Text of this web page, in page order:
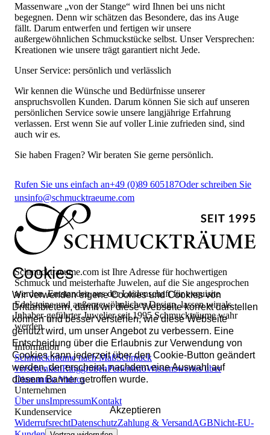
Massenware „von der Stange“ wird Ihnen bei uns nicht
begegnen. Denn wir schätzen das Besondere, das ins Auge
fällt. Darum entwerfen und fertigen wir unsere
außergewöhnlichen Schmuckstücke selbst. Unser Versprechen:
Kreationen wie unsere trägt garantiert nicht Jede.
Unser Service: persönlich und verlässlich
Wir kennen die Wünsche und Bedürfnisse unserer
anspruchsvollen Kunden. Darum können Sie sich auf unseren
persönlichen Service sowie unsere langjährige Erfahrung
verlassen. Erst wenn Sie auf voller Linie zufrieden sind, sind
auch wir es.
Sie haben Fragen? Wir beraten Sie gerne persönlich.
Rufen Sie uns einfach an+49 (0)89 605187Oder schreiben Sie
unsinfo@schmucktraeume.com
Schmucktraeume.com ist Ihre Adresse für hochwertigen
Schmuck und meisterhafte Juwelen, auf die Sie angesprochen
werden. Entstanden aus der Leidenschaft für exquisite
Edelsteine und außergewöhnliches Design, lassen wir als
Inhaber-geführter Juwelier seit 1995 Schmuckträume wahr
werden.
Information
Schmuckträume nach MaßSchmuck
verschenkenRinggrößenPerleninfoWissenswertes über
DiamantenVideos
Unternehmen
Über unsImpressumKontakt
Kundenservice
WiderrufsrechtDatenschutzZahlung & VersandAGBNicht-EU-
Cookies
Wir verwenden eigene Cookies und Cookies von
Drittanbietern, damit wir diese Webseite korrekt darstellen
können und besser verstehen, wie diese Webseite
genutzt wird, um unser Angebot zu verbessern. Eine
Entscheidung über die Erlaubnis zur Verwendung von
Cookies kann jederzeit über den Cookie-Button geändert
werden, der erscheint, nachdem eine Auswahl auf
diesem Banner getroffen wurde.
Akzeptieren